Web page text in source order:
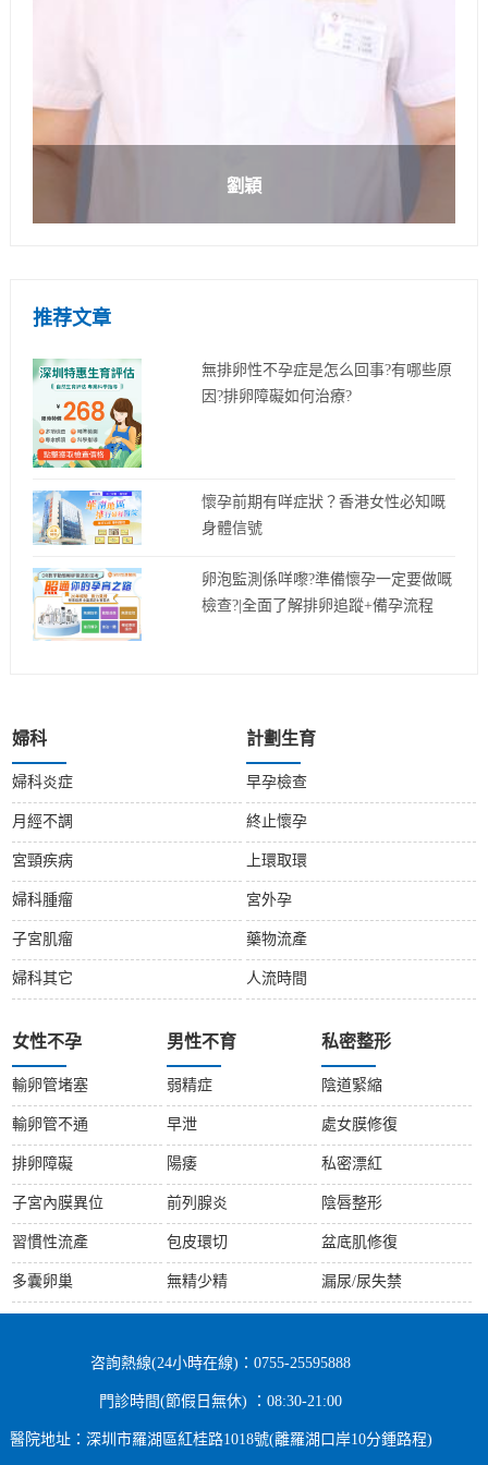
劉穎
推荐文章
無排卵性不孕症是怎么回事?有哪些原
因?排卵障礙如何治療?
懷孕前期有咩症狀？香港女性必知嘅
身體信號
卵泡監測係咩嚟?準備懷孕一定要做嘅
檢查?|全面了解排卵追蹤+備孕流程
婦科
婦科炎症
月經不調
宮頸疾病
婦科腫瘤
子宮肌瘤
婦科其它
計劃生育
早孕檢查
終止懷孕
上環取環
宮外孕
藥物流產
人流時間
女性不孕
輸卵管堵塞
輸卵管不通
排卵障礙
子宮內膜異位
習慣性流產
多囊卵巢
男性不育
弱精症
早泄
陽痿
前列腺炎
包皮環切
無精少精
私密整形
陰道緊縮
處女膜修復
私密漂紅
陰唇整形
盆底肌修復
漏尿/尿失禁
咨詢熱線(24小時在線)：0755-25595888
門診時間(節假日無休) ：08:30-21:00
醫院地址：深圳市羅湖區紅桂路1018號(離羅湖口岸10分鍾路程)